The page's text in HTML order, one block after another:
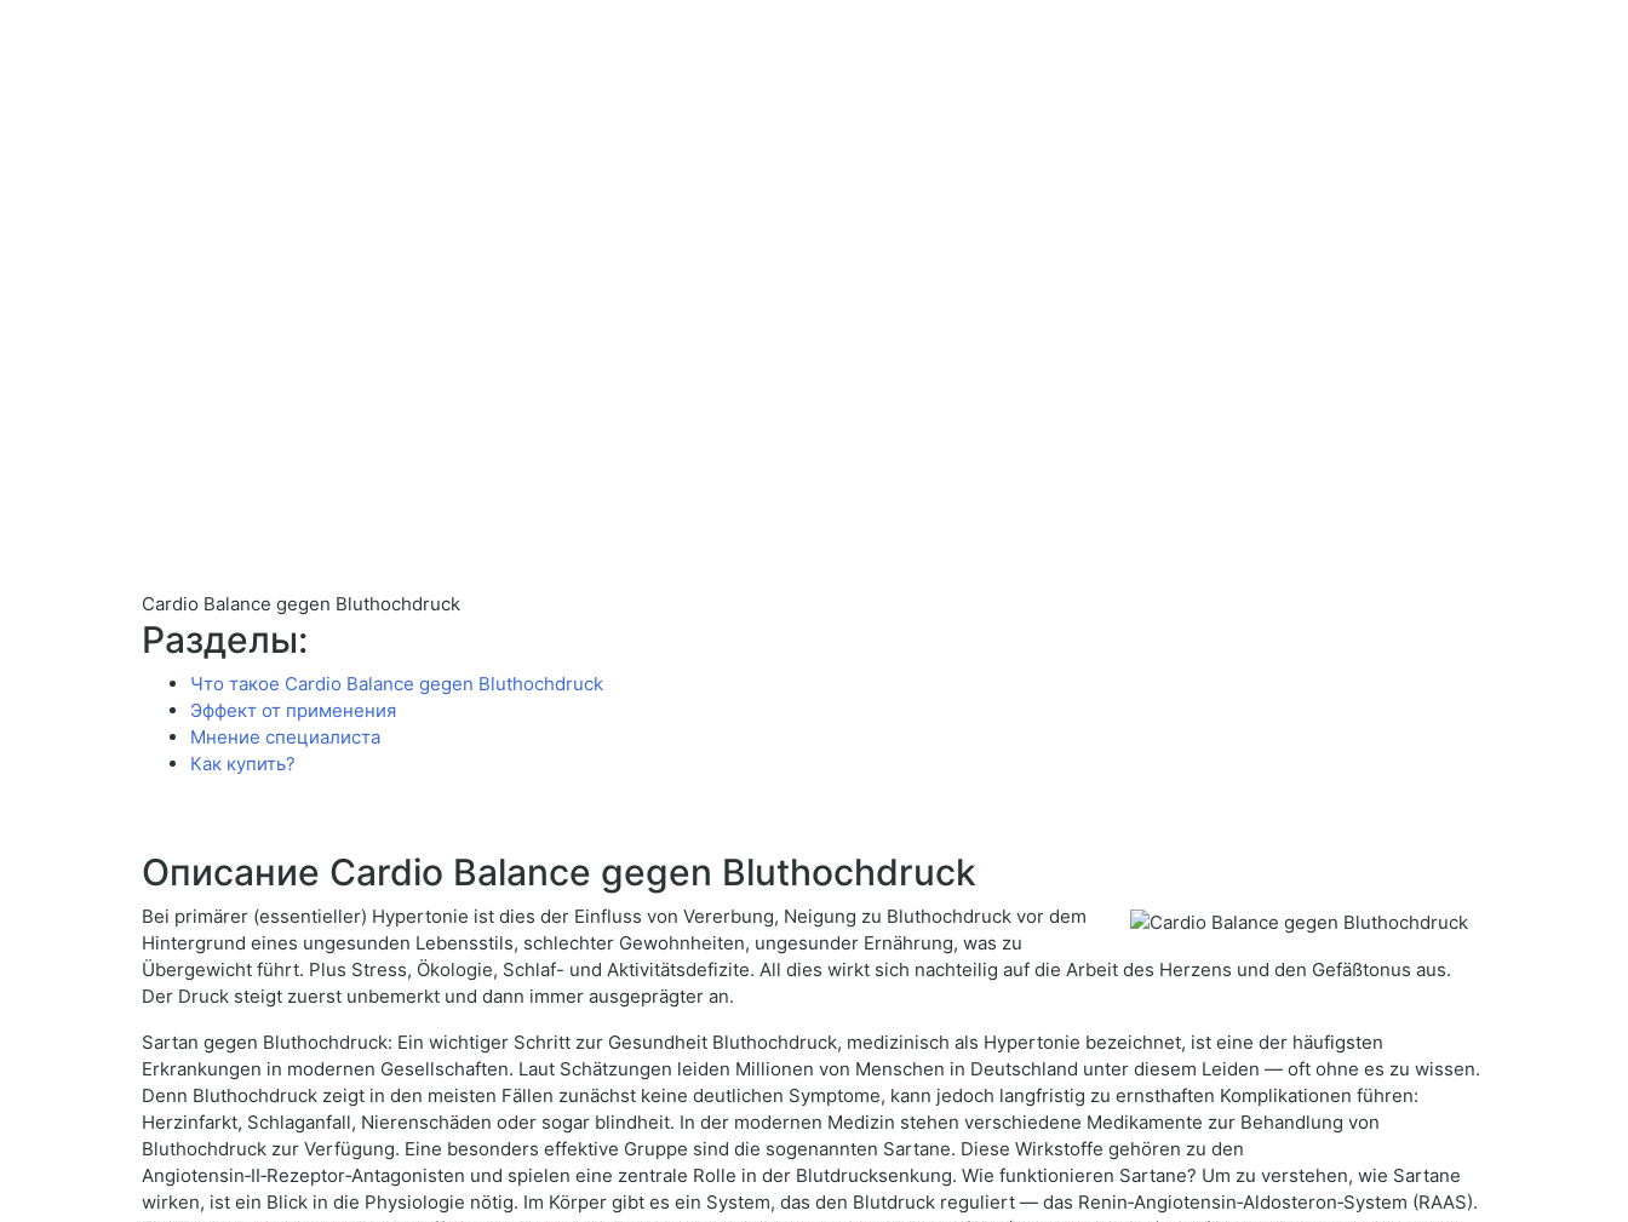
Cardio Balance gegen Bluthochdruck
Разделы:
Что такое Cardio Balance gegen Bluthochdruck
Эффект от применения
Мнение специалиста
Как купить?
Описание Cardio Balance gegen Bluthochdruck
Bei primärer (essentieller) Hypertonie ist dies der Einfluss von Vererbung, Neigung zu Bluthochdruck vor dem
Hintergrund eines ungesunden Lebensstils, schlechter Gewohnheiten, ungesunder Ernährung, was zu
Übergewicht führt. Plus Stress, Ökologie, Schlaf- und Aktivitätsdefizite. All dies wirkt sich nachteilig auf die Arbeit des Herzens und den Gefäßtonus aus.
Der Druck steigt zuerst unbemerkt und dann immer ausgeprägter an.
Sartan gegen Bluthochdruck: Ein wichtiger Schritt zur Gesundheit Bluthochdruck, medizinisch als Hypertonie bezeichnet, ist eine der häufigsten
Erkrankungen in modernen Gesellschaften. Laut Schätzungen leiden Millionen von Menschen in Deutschland unter diesem Leiden — oft ohne es zu wissen.
Denn Bluthochdruck zeigt in den meisten Fällen zunächst keine deutlichen Symptome, kann jedoch langfristig zu ernsthaften Komplikationen führen:
Herzinfarkt, Schlaganfall, Nierenschäden oder sogar blindheit. In der modernen Medizin stehen verschiedene Medikamente zur Behandlung von
Bluthochdruck zur Verfügung. Eine besonders effektive Gruppe sind die sogenannten Sartane. Diese Wirkstoffe gehören zu den
Angiotensin‑II‑Rezeptor‑Antagonisten und spielen eine zentrale Rolle in der Blutdrucksenkung. Wie funktionieren Sartane? Um zu verstehen, wie Sartane
wirken, ist ein Blick in die Physiologie nötig. Im Körper gibt es ein System, das den Blutdruck reguliert — das Renin‑Angiotensin‑Aldosteron‑System (RAAS).